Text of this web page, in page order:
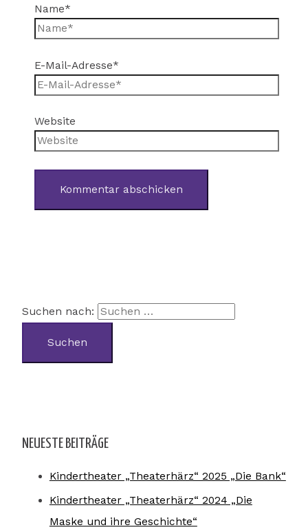
Name*
E-Mail-Adresse*
Website
Suchen nach:
NEUESTE BEITRÄGE
Kindertheater „Theaterhärz“ 2025 „Die Bank“
Kindertheater „Theaterhärz“ 2024 „Die
Maske und ihre Geschichte“